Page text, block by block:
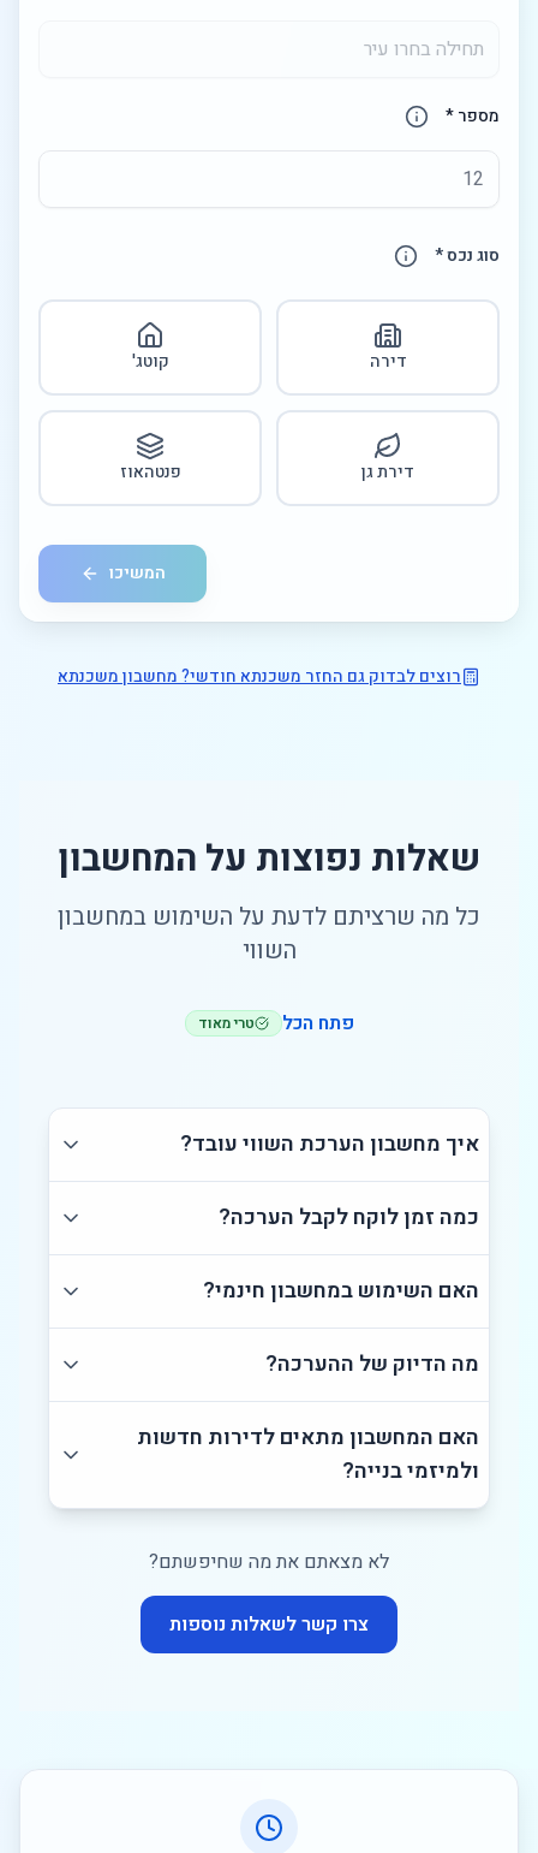
מספר *
סוג נכס *
דירה קוטג'
דירת גן פנטהאוז
המשיכו
רוצים לבדוק גם החזר משכנתא חודשי? מחשבון משכנתא
שאלות נפוצות על המחשבון
כל מה שרציתם לדעת על השימוש במחשבון
השווי
פתח הכל טרי מאוד
איך מחשבון הערכת השווי עובד?
כמה זמן לוקח לקבל הערכה?
האם השימוש במחשבון חינמי?
מה הדיוק של ההערכה?
האם המחשבון מתאים לדירות חדשות
ולמיזמי בנייה?
לא מצאתם את מה שחיפשתם?
צרו קשר לשאלות נוספות